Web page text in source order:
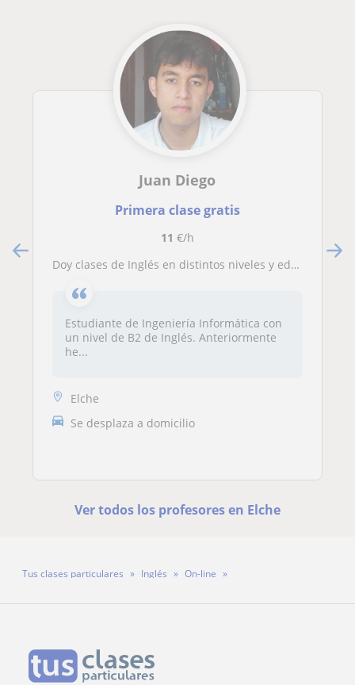
Juan Diego
Primera clase gratis
11 €/h
Doy clases de Inglés en distintos niveles y edades
Estudiante de Ingeniería Informática con
un nivel de B2 de Inglés. Anteriormente
he...
Elche
Se desplaza a domicilio
Ver todos los profesores en Elche
Tus clases particulares Inglés
On-line